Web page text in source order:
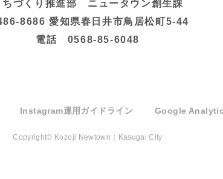
ちづくり推進部 ニュータウン創生課
8686 愛知県春日井市鳥居松町5-44
電話 0568-85-6048
Instagram運用ガイドライン Google
Copyright© Kozoji Newtown｜Kasugai City